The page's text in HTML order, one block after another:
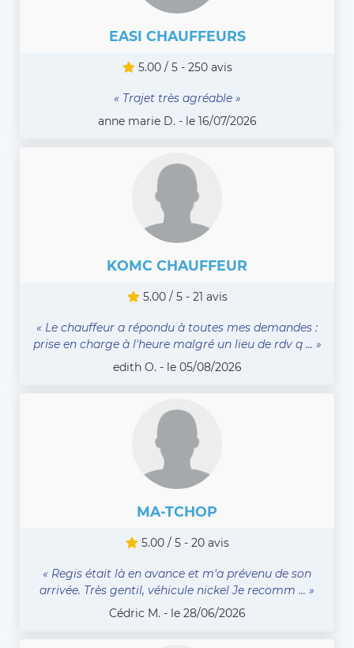
EASI CHAUFFEURS
5.00 / 5 - 250 avis
« Trajet très agréable »
anne marie D. - le 16/07/2026
KOMC CHAUFFEUR
5.00 / 5 - 21 avis
« Le chauffeur a répondu à toutes mes demandes :
prise en charge à l'heure malgré un lieu de rdv q ... »
edith O. - le 05/08/2026
MA-TCHOP
5.00 / 5 - 20 avis
« Regis était là en avance et m'a prévenu de son
arrivée. Très gentil, véhicule nickel Je recomm ... »
Cédric M. - le 28/06/2026